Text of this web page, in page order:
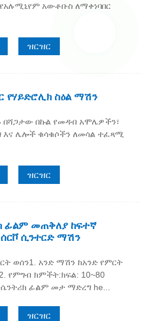
አውቶቡስ ለማቀነባበር
ዝርዝር
የሃይድሮሊክ ስዕል ማሽን
በሻጋታው በኩል የመዳብ አሞሌዎችን፣
እና ሌሎች ቁሳቁሶችን ለመሳል ተፈጻሚ
ዝርዝር
ፊልም መጠቅለያ ከፍተኛ
ሲንተርድ ማሽን
ወሰን1. አንድ ማሽን ከአንድ የምርት
የምግብ ክምችት:ክፍል: 10~80
ፊልም መታ ማድረግ he...
ዝርዝር